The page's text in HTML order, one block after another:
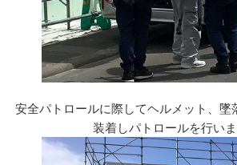
安全パトロールに際してヘルメット、墜
装着しパトロールを行いま